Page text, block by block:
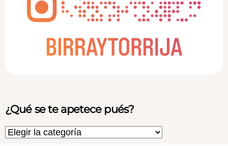
¿Qué se te apetece pués?